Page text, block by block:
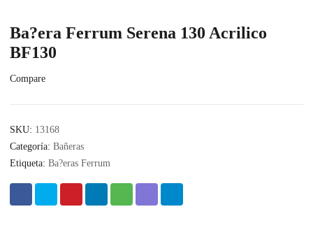
Ba?era Ferrum Serena 130 Acrilico
BF130
Compare
SKU: 13168
Categoría: Bañeras
Etiqueta: Ba?eras Ferrum